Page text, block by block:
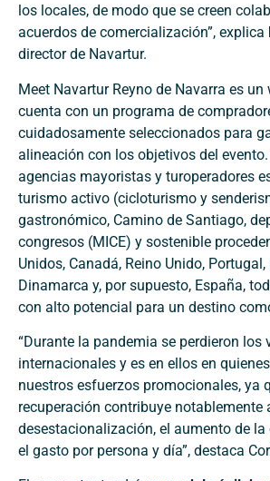
los locales, de modo que se creen
acuerdos de comercialización”, explica
director de Navartur.
Meet Navartur Reyno de Navarra es
cuenta con un programa de
cuidadosamente seleccionados para
alineación con los objetivos del
agencias mayoristas y turoperadores
turismo activo (cicloturismo y
gastronómico, Camino de Santiago,
congresos (MICE) y sostenible
Unidos, Canadá, Reino Unido, Portugal,
Dinamarca y, por supuesto, España,
con alto potencial para un destino
“Durante la pandemia se perdieron los
internacionales y es en ellos en
nuestros esfuerzos promocionales, ya
recuperación contribuye notablemente
desestacionalización, el aumento de
el gasto por persona y día”, destaca